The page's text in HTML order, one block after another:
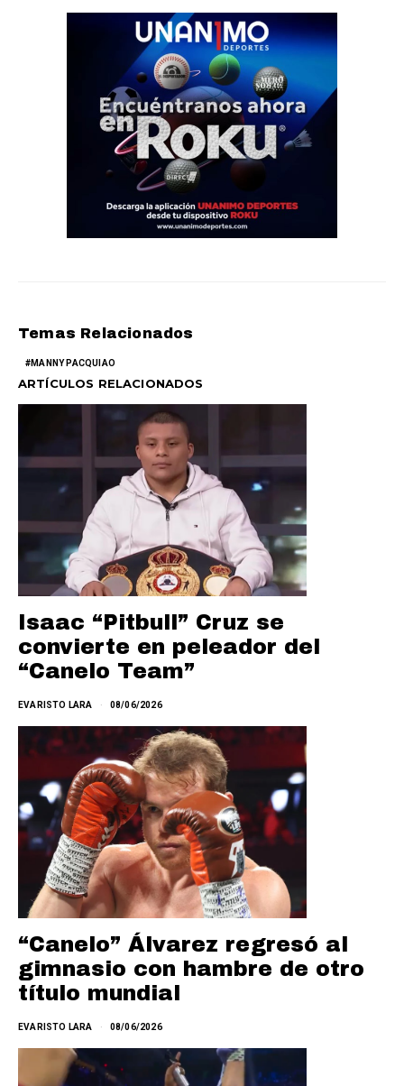
Temas Relacionados
MANNY PACQUIAO
ARTÍCULOS RELACIONADOS
Isaac “Pitbull” Cruz se
convierte en peleador del
“Canelo Team”
EVARISTO LARA 08/06/2026
“Canelo” Álvarez regresó al
gimnasio con hambre de otro
título mundial
EVARISTO LARA 08/06/2026